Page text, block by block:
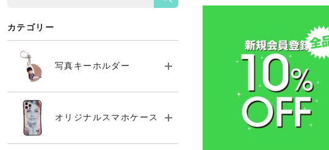
カテゴリー
写真キーホルダー
オリジナルスマホケース